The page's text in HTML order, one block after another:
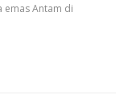
emas Antam di